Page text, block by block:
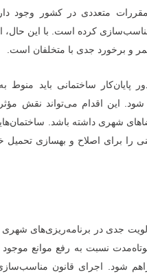
متعددی در کشور وجود
کرده است. با این حال،
و برخورد جدی با متخلفان است.
ساختمانی باید منوط به
این اقدام می‌تواند نقش
شهری داشته باشد.
را برای اصلاح و بهسازی تحمیل
جدی در برنامه‌ریزی‌های شهری
نسبت به رفع موانع موجود
شود. اجرای قانون مناسب‌سازی